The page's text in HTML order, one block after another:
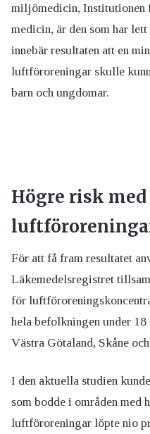
miljömedicin,
medicin, är den som har
innebär resultaten att en
luftföroreningar skulle
barn och ungdomar.
Högre risk
För att få fram resultatet
Läkemedelsregistret
för
hela befolkningen under
Västra Götaland, Skåne
I den aktuella studien
som bodde i områden med
luftföroreningar löpte nio